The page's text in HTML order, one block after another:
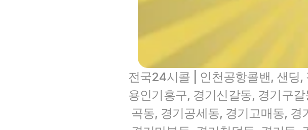
전국24시콜 | 인천공항콜밴, 샌딩,
용인기흥구, 경기신갈동, 경기구
곡동, 경기공세동, 경기고매동,